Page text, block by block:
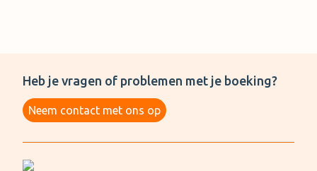
Heb je vragen of problemen met je boeking?
Neem contact met ons op